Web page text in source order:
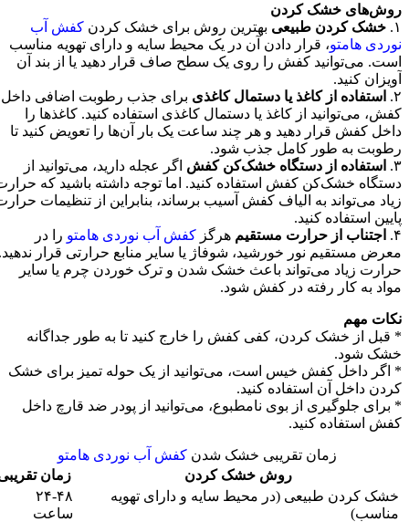
روش‌های خشک کردن
۱. خشک کردن طبیعی بهترین روش برای خشک کردن کفش‌ آب
نوردی هامتو، قرار دادن آن در یک محیط سایه و دارای تهویه مناسب
است. می‌توانید کفش را روی یک سطح صاف قرار دهید یا از بند آن
آویزان کنید.
۲.
استفاده از کاغذ یا دستمال کاغذی برای جذب رطوبت اضافی داخل
کفش، می‌توانید از کاغذ یا دستمال کاغذی استفاده کنید. کاغذها را
داخل کفش قرار دهید و هر چند ساعت یک بار آن‌ها را تعویض کنید تا
رطوبت به طور کامل جذب شود.
۳.
استفاده از دستگاه خشک‌کن کفش اگر عجله دارید، می‌توانید از
دستگاه خشک‌کن کفش استفاده کنید. اما توجه داشته باشید که
زیاد می‌تواند به الیاف کفش آسیب برساند، بنابراین از تنظیمات
پایین استفاده کنید.
۴.
اجتناب از حرارت مستقیم هرگز کفش‌ آب نوردی هامتو را در
معرض مستقیم نور خورشید، شوفاژ یا سایر منابع حرارتی قرار
حرارت زیاد می‌تواند باعث خشک شدن و ترک خوردن چرم یا سایر
مواد به کار رفته در کفش شود.
نکات مهم
* قبل از خشک کردن، کفی کفش را خارج کنید تا به طور جداگانه
خشک شود.
* اگر داخل کفش خیس است، می‌توانید از یک حوله تمیز برای خشک
کردن داخل آن استفاده کنید.
* برای جلوگیری از بوی نامطبوع، می‌توانید از پودر ضد قارچ داخل
کفش استفاده کنید.
زمان تقریبی خشک شدن کفش آب نوردی هامتو
روش خشک کردن
زمان
خشک کردن طبیعی (در محیط سایه و دارای تهویه
مناسب)
۲۴-۴۸
ساعت